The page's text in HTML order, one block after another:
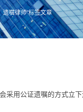
遗嘱律师"标签文章
采用公证遗嘱的方式立